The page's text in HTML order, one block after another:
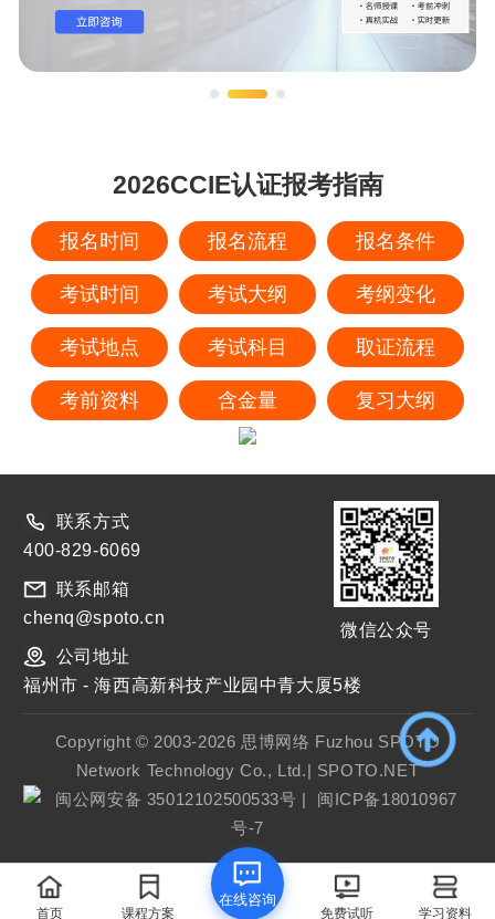
2026CCIE认证报考指南
报名时间 报名流程 报名条件
考试时间 考试大纲 考纲变化
考试地点 考试科目 取证流程
考前资料 含金量 复习大纲
联系方式
400-829-6069
联系邮箱
chenq@spoto.cn
公司地址
微信公众号
福州市 - 海西高新科技产业园中青大厦5楼
Copyright © 2003-2026 思博网络 Fuzhou SPOTO
Network Technology Co., Ltd.| SPOTO.NET
闽公网安备 35012102500533号 | 闽ICP备18010967
号-7
首页 课程方案
在线咨询
免费试听 学习资料